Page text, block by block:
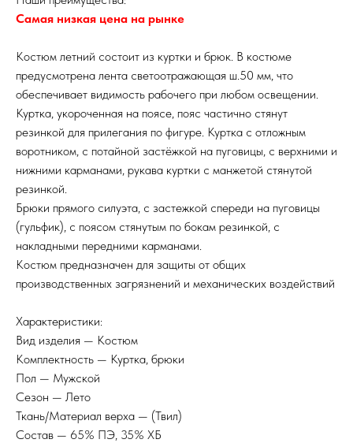
Самая низкая цена на рынке
Костюм летний состоит из куртки и брюк. В костюме
предусмотрена лента светоотражающая ш.50 мм, что
обеспечивает видимость рабочего при любом освещении.
Куртка, укороченная на поясе, пояс частично стянут
резинкой для прилегания по фигуре. Куртка с отложным
воротником, с потайной застёжкой на пуговицы, с верхними и
нижними карманами, рукава куртки с манжетой стянутой
резинкой.
Брюки прямого силуэта, с застежкой спереди на пуговицы
(гульфик), с поясом стянутым по бокам резинкой, с
накладными передними карманами.
Костюм предназначен для защиты от общих
производственных загрязнений и механических воздействий
Характеристики:
Вид изделия — Костюм
Комплектность — Куртка, брюки
Пол — Мужской
Сезон — Лето
Ткань/Материал верха — (Твил)
Состав — 65% ПЭ, 35% ХБ